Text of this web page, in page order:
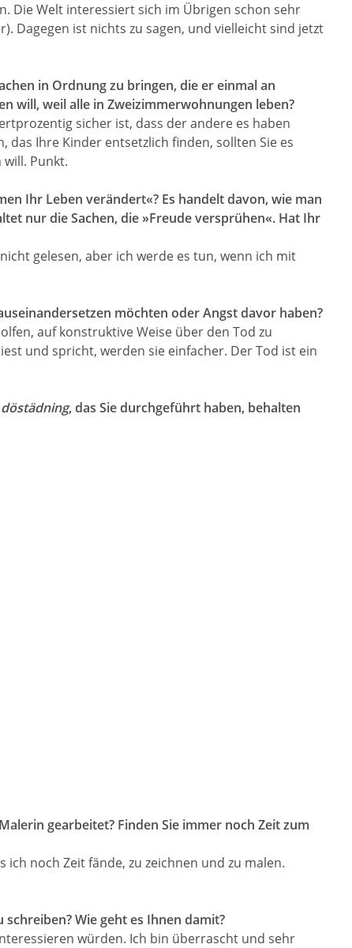
Die Welt interessiert sich im Übrigen schon sehr
Dagegen ist nichts zu sagen, und vielleicht sind jetzt
in Ordnung zu bringen, die er einmal an
will, weil alle in Zweizimmerwohnungen leben?
sicher ist, dass der andere es haben
das Ihre Kinder entsetzlich finden, sollten Sie es
Punkt.
Ihr Leben verändert«? Es handelt davon, wie man
nur die Sachen, die »Freude versprühen«. Hat Ihr
gelesen, aber ich werde es tun, wenn ich mit
möchten oder Angst davor haben?
auf konstruktive Weise über den Tod zu
und spricht, werden sie einfacher. Der Tod ist ein
döstädning, das Sie durchgeführt haben, behalten
gearbeitet? Finden Sie immer noch Zeit zum
noch Zeit fände, zu zeichnen und zu malen.
Wie geht es Ihnen damit?
würden. Ich bin überrascht und sehr